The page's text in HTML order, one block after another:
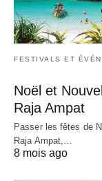
FESTIVALS ET
Noël et
Raja Ampat
Passer les fêtes de
Raja Ampat,…
8 mois ago